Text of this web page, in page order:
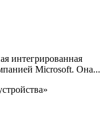
интегрированная
Microsoft. Она...